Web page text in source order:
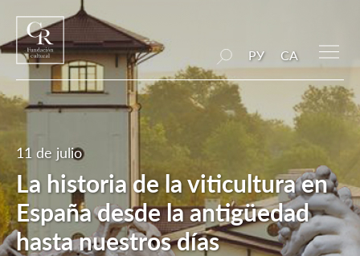
РУ CA
11 de julio
La historia de la viticultura en
España desde la antigüedad
hasta nuestros días